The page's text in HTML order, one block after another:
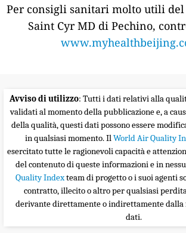
Per consigli sanitari molto utili
Saint Cyr MD di Pechino,
Avviso di utilizzo: Tutti i dati relativi alla
validati al momento della pubblicazione e, a
della qualità, questi dati possono essere
in qualsiasi momento. IlWorld Air Quality
esercitato tutte le ragionevoli capacità e
del contenuto di queste informazioni e in
Quality Indexteam di progetto o i suoi agenti
contratto, illecito o altro per qualsiasi
derivante direttamente o indirettamente
dati.